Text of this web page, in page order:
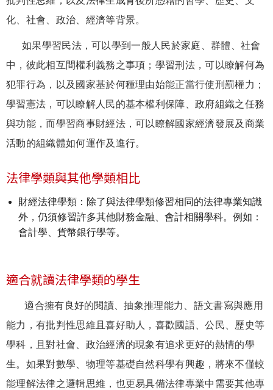
化、社會、政治、經濟等背景。
如果學習民法，可以學到一般人民於家庭、群體、社會
中，彼此相互間權利義務之事項；學習刑法，可以瞭解何為
犯罪行為，以及國家基於何種理由始能正當行使刑罰權力；
學習憲法，可以瞭解人民的基本權利保障、政府組織之任務
與功能，而學習商事財經法，可以瞭解國家經濟發展及商業
活動的組織體如何運作及進行。
法律學類與其他學類相比
財經法律學類：除了與法律學類修習相同的法律專業知識
外，仍須修習許多其他財務金融、會計相關學科。例如：
會計學、貨幣銀行學等。
適合就讀法律學類的學生
適合擁有良好的閱讀、抽象推理能力、語文書寫與應用
能力，有批判性思維且喜好助人，喜歡國語、公民、歷史等
學科，且對社會、政治經濟的現象有追求更好的熱情的學
生。如果對數學、物理等基礎自然科學有興趣，將來不僅較
能理解法律之邏輯思維，也更易具備法律專業中需要其他專